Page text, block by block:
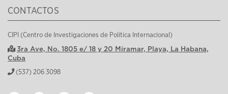
CONTACTOS
CIPI (Centro de Investigaciones de Política Internacional)
3ra Ave, No. 1805 e/ 18 y 20 Miramar, Playa, La Habana,
Cuba
(537) 206 3098